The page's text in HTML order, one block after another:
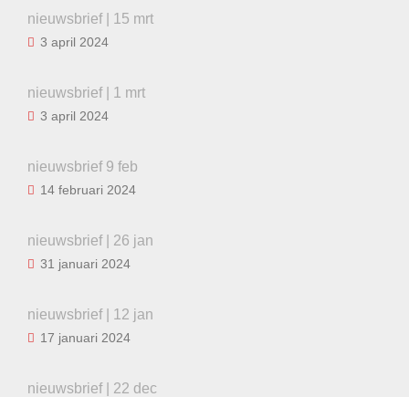
nieuwsbrief | 15 mrt
3 april 2024
nieuwsbrief | 1 mrt
3 april 2024
nieuwsbrief 9 feb
14 februari 2024
nieuwsbrief | 26 jan
31 januari 2024
nieuwsbrief | 12 jan
17 januari 2024
nieuwsbrief | 22 dec